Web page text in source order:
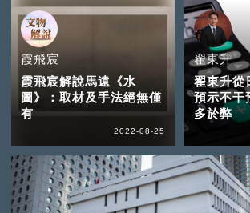
霞飛宸
霞飛宸解說馬遠《水
圖》：取材及手法絕無僅
有
2022-08-25
翟東升
翟東升從
預示不干
多於弊